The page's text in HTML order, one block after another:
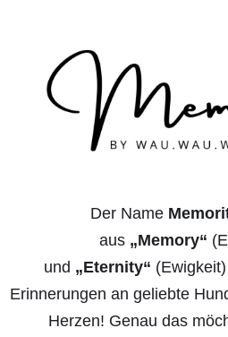
Der Name
aus „Memory“
und „Eternity“
Erinnerungen an geliebte
Herzen! Genau das